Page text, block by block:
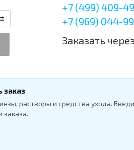
+7 (499) 409-
+7 (969) 044-
Заказать
заказ
растворы и средства ухода.
заказа.